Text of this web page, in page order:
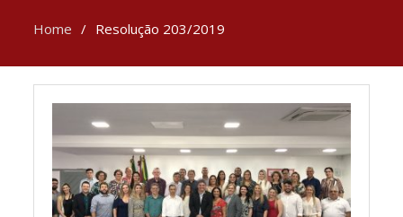
Home Resolução 203/2019